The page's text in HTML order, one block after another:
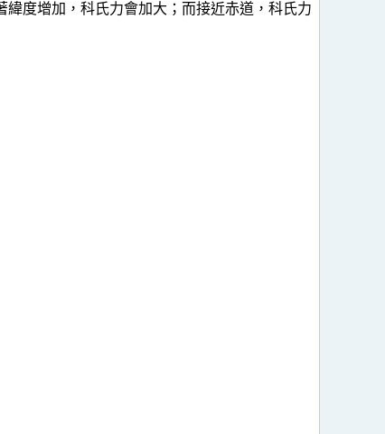
度增加，科氏力會加大；而接近赤道，科氏力